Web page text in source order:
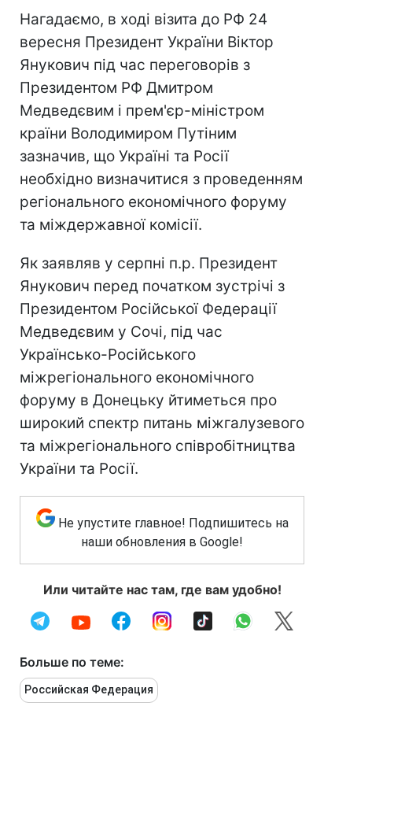
Нагадаємо, в ході візита до РФ 24
вересня Президент України Віктор
Янукович під час переговорів з
Президентом РФ Дмитром
Медведєвим і прем'єр-міністром
країни Володимиром Путіним
зазначив, що Україні та Росії
необхідно визначитися з проведенням
регіонального економічного форуму
та міждержавної комісії.
Як заявляв у серпні п.р. Президент
Янукович перед початком зустрічі з
Президентом Російської Федерації
Медведєвим у Сочі, під час
Українсько-Російського
міжрегіонального економічного
форуму в Донецьку йтиметься про
широкий спектр питань міжгалузевого
та міжрегіонального співробітництва
України та Росії.
Не упустите главное! Подпишитесь на
наши обновления в Google!
Или читайте нас там, где вам удобно!
Больше по теме:
Российская Федерация